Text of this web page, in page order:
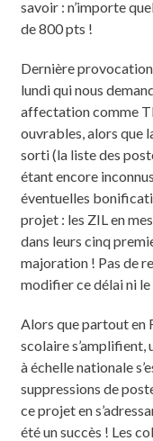
savoir : n’importe
de 800 pts !
Dernière
lundi qui nous
affectation comme
ouvrables, alors que
sorti (la liste des
étant encore
éventuelles
projet : les ZIL en
dans leurs cinq
majoration ! Pas de
modifier ce délai ni
Alors que partout en
scolaire s’amplifient,
à échelle nationale
suppressions de
ce projet en
été un succès ! Les